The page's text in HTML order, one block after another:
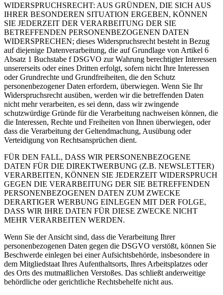
WIDERSPRUCHSRECHT: AUS GRÜNDEN, DIE SICH AUS
IHRER BESONDEREN SITUATION ERGEBEN, KÖNNEN
SIE JEDERZEIT DER VERARBEITUNG DER SIE
BETREFFENDEN PERSONENBEZOGENEN DATEN
WIDERSPRECHEN; dieses Widerspruchsrecht besteht in Bezug
auf diejenige Datenverarbeitung, die auf Grundlage von Artikel 6
Absatz 1 Buchstabe f DSGVO zur Wahrung berechtigter Interessen
unsererseits oder eines Dritten erfolgt, sofern nicht Ihre Interessen
oder Grundrechte und Grundfreiheiten, die den Schutz
personenbezogener Daten erfordern, überwiegen. Wenn Sie Ihr
Widerspruchsrecht ausüben, werden wir die betreffenden Daten
nicht mehr verarbeiten, es sei denn, dass wir zwingende
schutzwürdige Gründe für die Verarbeitung nachweisen können, die
die Interessen, Rechte und Freiheiten von Ihnen überwiegen, oder
dass die Verarbeitung der Geltendmachung, Ausübung oder
Verteidigung von Rechtsansprüchen dient.
FÜR DEN FALL, DASS WIR PERSONENBEZOGENE
DATEN FÜR DIE DIREKTWERBUNG (Z.B. NEWSLETTER)
VERARBEITEN, KÖNNEN SIE JEDERZEIT WIDERSPRUCH
GEGEN DIE VERARBEITUNG DER SIE BETREFFENDEN
PERSONENBEZOGENEN DATEN ZUM ZWECKE
DERARTIGER WERBUNG EINLEGEN MIT DER FOLGE,
DASS WIR IHRE DATEN FÜR DIESE ZWECKE NICHT
MEHR VERARBEITEN WERDEN.
Wenn Sie der Ansicht sind, dass die Verarbeitung Ihrer
personenbezogenen Daten gegen die DSGVO verstößt, können Sie
Beschwerde einlegen bei einer Aufsichtsbehörde, insbesondere in
dem Mitgliedstaat Ihres Aufenthaltsorts, Ihres Arbeitsplatzes oder
des Orts des mutmaßlichen Verstoßes. Das schließt anderweitige
behördliche oder gerichtliche Rechtsbehelfe nicht aus.